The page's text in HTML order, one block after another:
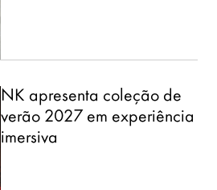
NK apresenta coleção de
verão 2027 em experiência
imersiva